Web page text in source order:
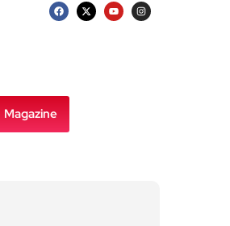
Magazine